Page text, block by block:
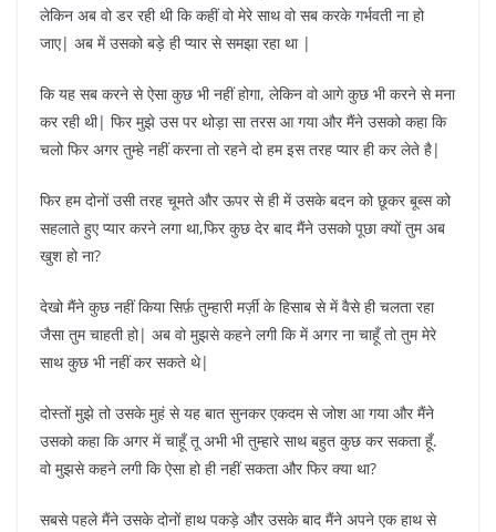
लेकिन अब वो डर रही थी कि कहीं वो मेरे साथ वो सब करके गर्भवती ना हो
जाए| अब में उसको बड़े ही प्यार से समझा रहा था |
कि यह सब करने से ऐसा कुछ भी नहीं होगा, लेकिन वो आगे कुछ भी करने से मना
कर रही थी| फिर मुझे उस पर थोड़ा सा तरस आ गया और मैंने उसको कहा कि
चलो फिर अगर तुम्हे नहीं करना तो रहने दो हम इस तरह प्यार ही कर लेते है|
फिर हम दोनों उसी तरह चूमते और ऊपर से ही में उसके बदन को छूकर बूब्स को
सहलाते हुए प्यार करने लगा था,फिर कुछ देर बाद मैंने उसको पूछा क्यों तुम अब
खुश हो ना?
देखो मैंने कुछ नहीं किया सिर्फ़ तुम्हारी मर्ज़ी के हिसाब से में वैसे ही चलता रहा
जैसा तुम चाहती हो| अब वो मुझसे कहने लगी कि में अगर ना चाहूँ तो तुम मेरे
साथ कुछ भी नहीं कर सकते थे|
दोस्तों मुझे तो उसके मुहं से यह बात सुनकर एकदम से जोश आ गया और मैंने
उसको कहा कि अगर में चाहूँ तू अभी भी तुम्हारे साथ बहुत कुछ कर सकता हूँ.
वो मुझसे कहने लगी कि ऐसा हो ही नहीं सकता और फिर क्या था?
सबसे पहले मैंने उसके दोनों हाथ पकड़े और उसके बाद मैंने अपने एक हाथ से